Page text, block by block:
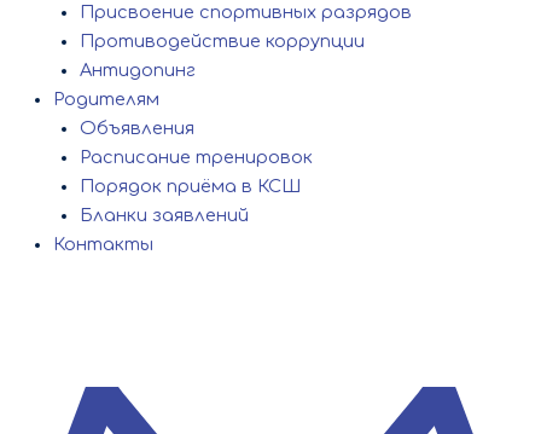
Присвоение спортивных разрядов
Противодействие коррупции
Антидопинг
Родителям
Объявления
Расписание тренировок
Порядок приёма в КСШ
Бланки заявлений
Контакты